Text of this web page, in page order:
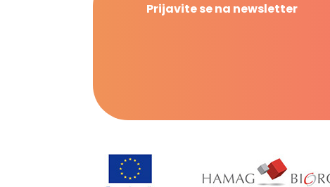
Prijavite se na newsletter